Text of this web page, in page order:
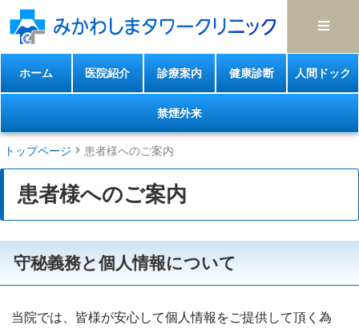
ホーム 医院紹介 診療案内 健康診断 人間ドック
禁煙外来
トップページ 患者様へのご案内
患者様へのご案内
守秘義務と個人情報について
当院では、皆様が安心して個人情報をご提供して頂く為